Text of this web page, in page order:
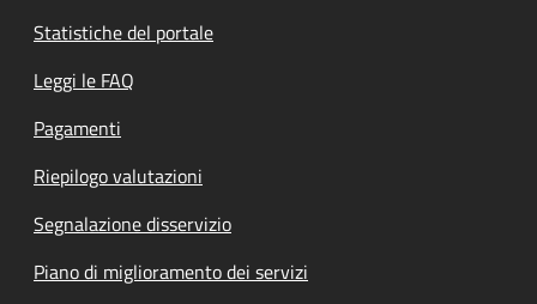
Statistiche del portale
Leggi le FAQ
Pagamenti
Riepilogo valutazioni
Segnalazione disservizio
Piano di miglioramento dei servizi